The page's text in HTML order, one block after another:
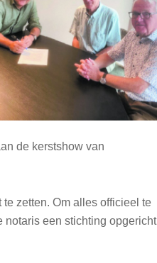
de kerstshow van
zetten. Om alles officieel te
notaris een stichting opgericht